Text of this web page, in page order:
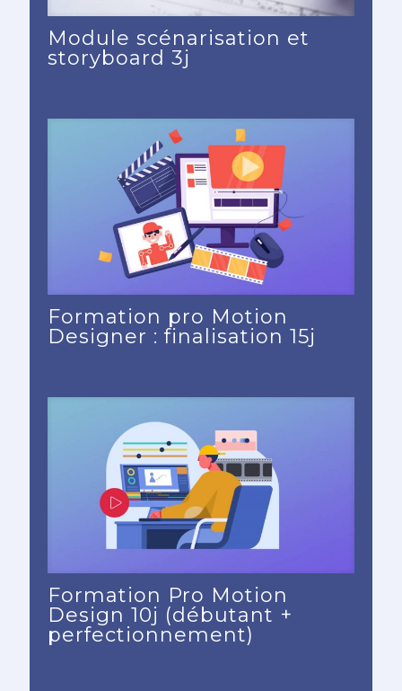
Module scénarisation et
storyboard 3j
Formation pro Motion
Designer : finalisation 15j
Formation Pro Motion
Design 10j (débutant +
perfectionnement)